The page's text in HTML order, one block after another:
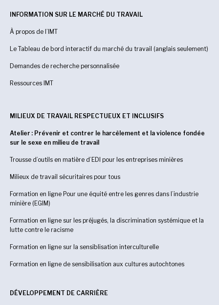
INFORMATION SUR LE MARCHÉ DU TRAVAIL
À propos de l’IMT
Le Tableau de bord interactif du marché du travail (anglais seulement)
Demandes de recherche personnalisée
Ressources IMT
MILIEUX DE TRAVAIL RESPECTUEUX ET INCLUSIFS
Atelier : Prévenir et contrer le harcèlement et la violence fondée
sur le sexe en milieu de travail
Trousse d’outils en matière d’EDI pour les entreprises minières
Milieux de travail sécuritaires pour tous
Formation en ligne Pour une équité entre les genres dans l’industrie
minière (EGIM)
Formation en ligne sur les préjugés, la discrimination systémique et la
lutte contre le racisme
Formation en ligne sur la sensiblisation interculturelle
Formation en ligne de sensibilisation aux cultures autochtones
DÉVELOPPEMENT DE CARRIÈRE